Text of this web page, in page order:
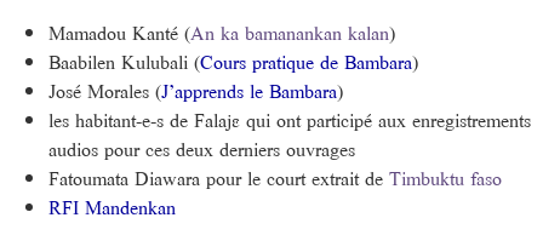
Mamadou Kanté (An ka bamanankan kalan)
Baabilen Kulubali (Cours pratique de Bambara)
José Morales (J’apprends le Bambara)
les habitant-e-s de Falajɛ qui ont participé aux enregistrements
audios pour ces deux derniers ouvrages
Fatoumata Diawara pour le court extrait de Timbuktu faso
RFI Mandenkan